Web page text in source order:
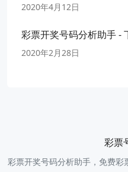
2020年4月12日
彩票开奖号码分析助手 -
2020年2月28日
彩票
彩票开奖号码分析助手，免费